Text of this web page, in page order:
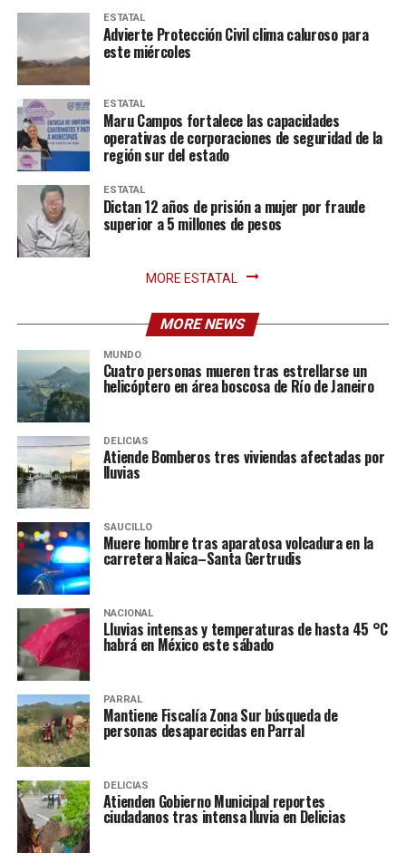
ESTATAL
Advierte Protección Civil clima caluroso para
este miércoles
ESTATAL
Maru Campos fortalece las capacidades
operativas de corporaciones de seguridad de la
región sur del estado
ESTATAL
Dictan 12 años de prisión a mujer por fraude
superior a 5 millones de pesos
MORE ESTATAL
MORE NEWS
MUNDO
Cuatro personas mueren tras estrellarse un
helicóptero en área boscosa de Río de Janeiro
DELICIAS
Atiende Bomberos tres viviendas afectadas por
lluvias
SAUCILLO
Muere hombre tras aparatosa volcadura en la
carretera Naica–Santa Gertrudis
NACIONAL
Lluvias intensas y temperaturas de hasta 45 °C
habrá en México este sábado
PARRAL
Mantiene Fiscalía Zona Sur búsqueda de
personas desaparecidas en Parral
DELICIAS
Atienden Gobierno Municipal reportes
ciudadanos tras intensa lluvia en Delicias